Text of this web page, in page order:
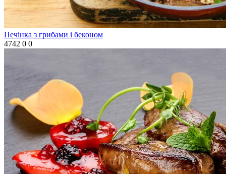
Печінка з грибами і беконом
4742 0 0